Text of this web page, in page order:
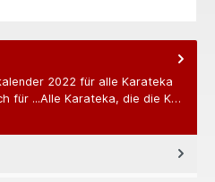
2022 für alle Karateka
für ...Alle Karateka, die die K…